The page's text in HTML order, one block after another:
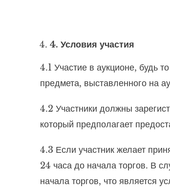
4. Условия участия
4.1 Участие в аукционе, будь
предмета, выставленного на
4.2 Участники должны
который предполагает
4.3 Если участник желает
24 часа до начала торгов. В
начала торгов, что является